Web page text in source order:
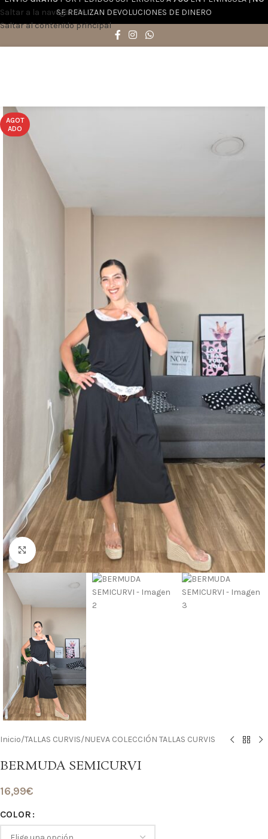
Saltar a la navegación
Saltar al contenido principal
SE REALIZAN DEVOLUCIONES DE DINERO
AGOT
ADO
Haga clic para ampliar
Inicio/TALLAS CURVIS/NUEVA COLECCIÓN TALLAS CURVIS
BERMUDA SEMICURVI
16,99€
COLOR